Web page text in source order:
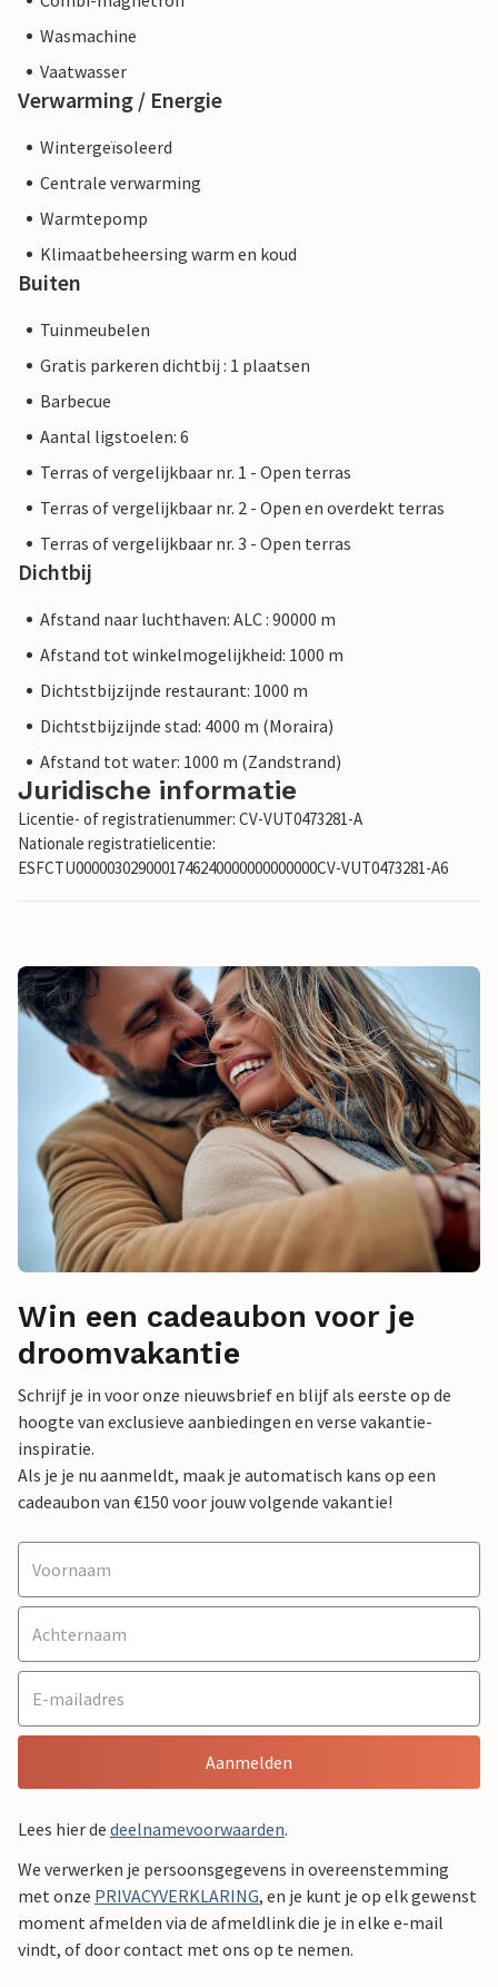
Wasmachine
Vaatwasser
Verwarming / Energie
Wintergeïsoleerd
Centrale verwarming
Warmtepomp
Klimaatbeheersing warm en koud
Buiten
Tuinmeubelen
Gratis parkeren dichtbij : 1 plaatsen
Barbecue
Aantal ligstoelen: 6
Terras of vergelijkbaar nr. 1 - Open terras
Terras of vergelijkbaar nr. 2 - Open en overdekt terras
Terras of vergelijkbaar nr. 3 - Open terras
Dichtbij
Afstand naar luchthaven: ALC : 90000 m
Afstand tot winkelmogelijkheid: 1000 m
Dichtstbijzijnde restaurant: 1000 m
Dichtstbijzijnde stad: 4000 m (Moraira)
Afstand tot water: 1000 m (Zandstrand)
Juridische informatie
Licentie- of registratienummer: CV-VUT0473281-A
Nationale registratielicentie:
ESFCTU0000030290001746240000000000000CV-VUT0473281-A6
Win een cadeaubon voor je
droomvakantie
Schrijf je in voor onze nieuwsbrief en blijf als eerste op de
hoogte van exclusieve aanbiedingen en verse vakantie-
inspiratie.
Als je je nu aanmeldt, maak je automatisch kans op een
cadeaubon van €150 voor jouw volgende vakantie!
Aanmelden
Lees hier de deelnamevoorwaarden.
We verwerken je persoonsgegevens in overeenstemming
met onze PRIVACYVERKLARING, en je kunt je op elk gewenst
moment afmelden via de afmeldlink die je in elke e-mail
vindt, of door contact met ons op te nemen.